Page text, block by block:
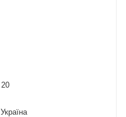
20
Україна